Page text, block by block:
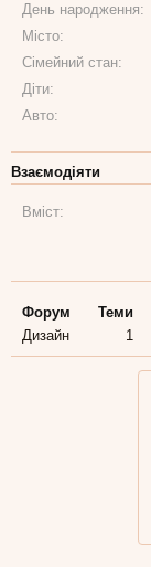
День народження:
Місто:
Сімейний стан:
Діти:
Авто:
Взаємодіяти
Вміст:
Форум Теми
Дизайн
1